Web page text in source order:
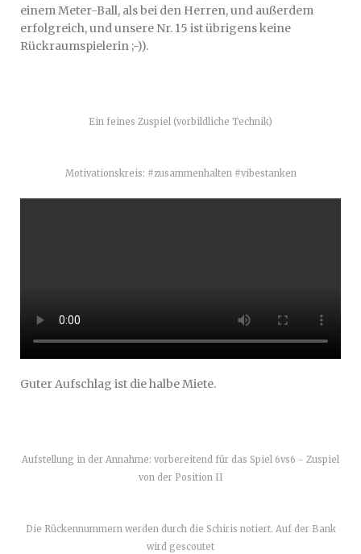
einem Meter-Ball, als bei den Herren, und außerdem
erfolgreich, und unsere Nr. 15 ist übrigens keine
Rückraumspielerin ;-)).
Ein feines Zuspiel (vorbildliche Technik)
Motivationskreis: #zusammenhalten #vibestanken
Guter Aufschlag ist die halbe Miete.
Aufstellung in der Annahme: vorbereitend für das Spiel 6vs6 - Zuspiel
von der Position II
Die Rückennummern werden durch die Schiris notiert. Auf der Bank
wird gescoutet